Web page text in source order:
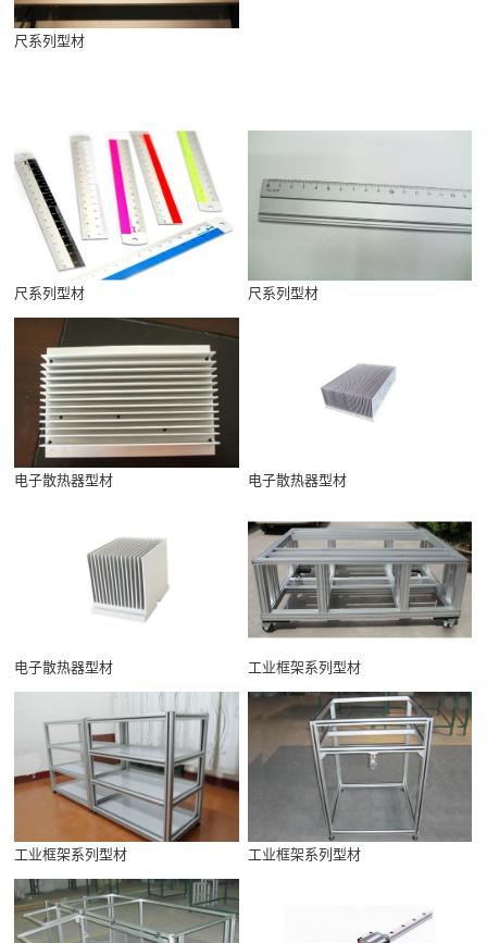
尺系列型材
尺系列型材 尺系列型材
电子散热器型材 电子散热器型材
电子散热器型材 工业框架系列型材
工业框架系列型材 工业框架系列型材